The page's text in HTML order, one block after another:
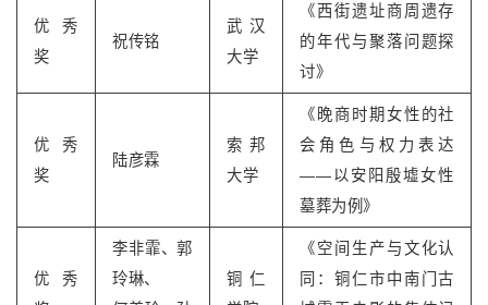
优秀
奖
祝传铭
武汉
大学
《西街遗址商周遗存
的年代与聚落问题探
讨》
优秀
奖
陆彦霖
索邦
大学
《晚商时期女性的社
会角色与权力表达
——以安阳殷墟女性
墓葬为例》
优秀
李非霏、郭
玲琳、
铜仁
《空间生产与文化认
同：铜仁市中南门古